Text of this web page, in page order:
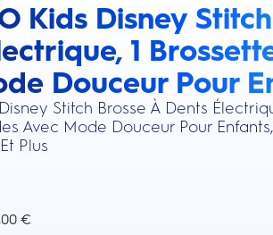
Kids Disney
1
Douceur Pour
Stitch Brosse À Dents
Avec Mode Douceur Pour
Plus
reviews section
€